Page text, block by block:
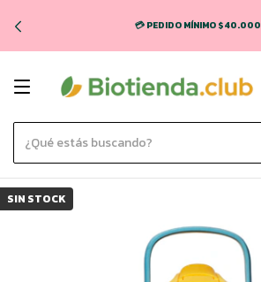
💳 PEDIDO MÍNIMO $40.000
SIN STOCK